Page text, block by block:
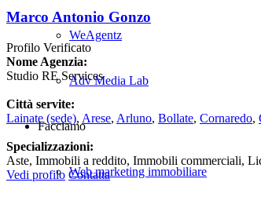
WeAgentz
Adv Media Lab
Facciamo
Web marketing immobiliare
Marco Antonio Gonzo
Profilo Verificato
Nome Agenzia:
Studio RE Services
Città servite:
Lainate (sede), Arese, Arluno, Bollate, Cornaredo,
Specializzazioni:
Aste, Immobili a reddito, Immobili commerciali,
Vedi profilo Contatta